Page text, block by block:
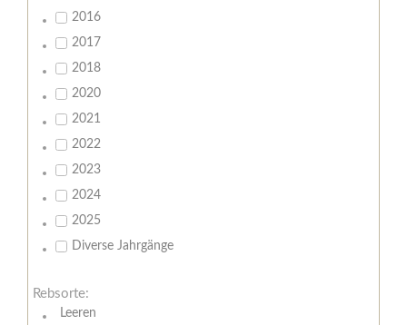
2016
2017
2018
2020
2021
2022
2023
2024
2025
Diverse Jahrgänge
Rebsorte:
Leeren